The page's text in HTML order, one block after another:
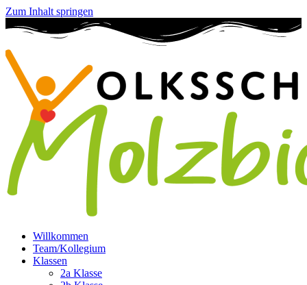
Zum Inhalt springen
Willkommen
Team/Kollegium
Klassen
2a Klasse